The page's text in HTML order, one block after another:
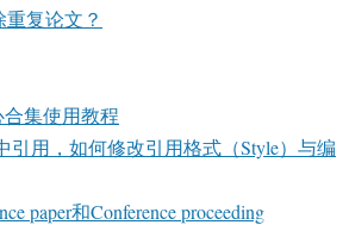
重复论文？
合集使用教程
引用，如何修改引用格式（Style）与编
paper和Conference proceeding